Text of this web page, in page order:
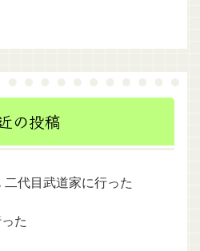
の投稿
代目武道家に行った
た